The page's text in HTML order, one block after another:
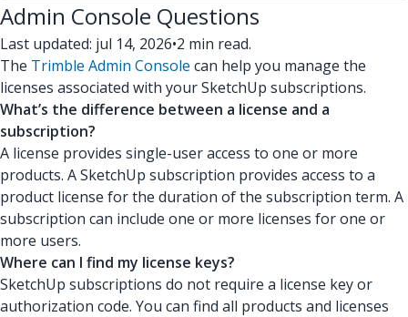
Admin Console Questions
Last updated: jul 14, 2026•2 min read.
The Trimble Admin Console can help you manage the
licenses associated with your SketchUp subscriptions.
What’s the difference between a license and a
subscription?
A license provides single-user access to one or more
products. A SketchUp subscription provides access to a
product license for the duration of the subscription term. A
subscription can include one or more licenses for one or
more users.
Where can I find my license keys?
SketchUp subscriptions do not require a license key or
authorization code. You can find all products and licenses